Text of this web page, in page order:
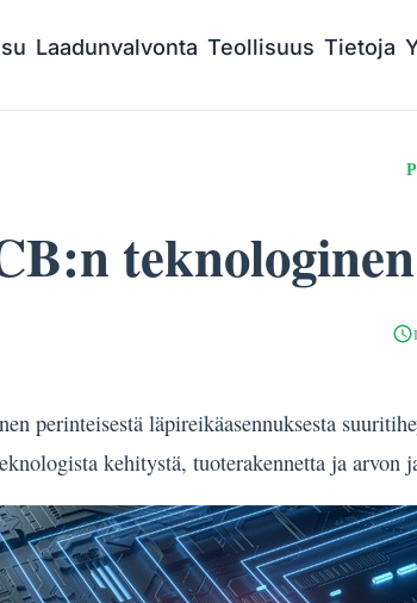
Laadunvalvonta Teollisuus Tietoja
perinteisestä läpireikäasennuksesta
kehitystä, tuoterakennetta ja arvon